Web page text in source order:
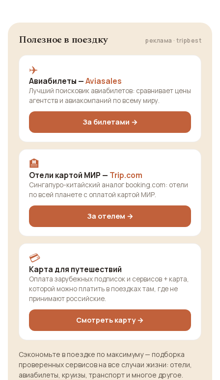
Полезное в поездку реклама · tripbest
✈️
Авиабилеты —Aviasales
Лучший поисковик авиабилетов: сравнивает цены
агентств и авиакомпаний по всему миру.
За билетами →
🏨
Отели картой МИР — Trip.com
Сингапуро-китайский аналог booking.com: отели
по всей планете с оплатой картой МИР.
За отелем →
💳
Карта для путешествий
Оплата зарубежных подписок и сервисов + карта,
которой можно платить в поездках там, где не
принимают российские.
Смотреть карту →
Сэкономьте в поездке по максимуму — подборка
проверенных сервисов на все случаи жизни: отели,
авиабилеты, круизы, транспорт и многое другое.